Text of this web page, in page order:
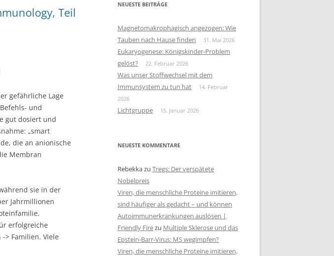
Teil
gefährliche Lage
und
gut dosiert und
„smart
die an anionische
Membran
sie in der
Jahrmillionen
erfolgreiche
> Familien. Viele
NEUESTE BEITRÄGE
Magnetomakrophagisch angezogen: Wie
Tauben nach Hause finden
31. Mai 2026
Eukaryogenese: Königskinder-Problem
gelöst?
22. Februar 2026
Was unser Stoffwechsel mit dem
Immunsystem zu tun hat
14. Februar
2026
Lichtgruppe 15. Januar 2026
NEUESTE KOMMENTARE
Rebekkazu Tregs: Der verspätete
Nobelpreis
Viren, die menschliche Proteine imitieren,
sind häufiger als gedacht – und können
Autoimmunerkrankungen auslösen |
Friendly Firezu Multiple Sklerose und das
Epstein-Barr-Virus: MS wegimpfen?
Viren, die menschliche Proteine imitieren,